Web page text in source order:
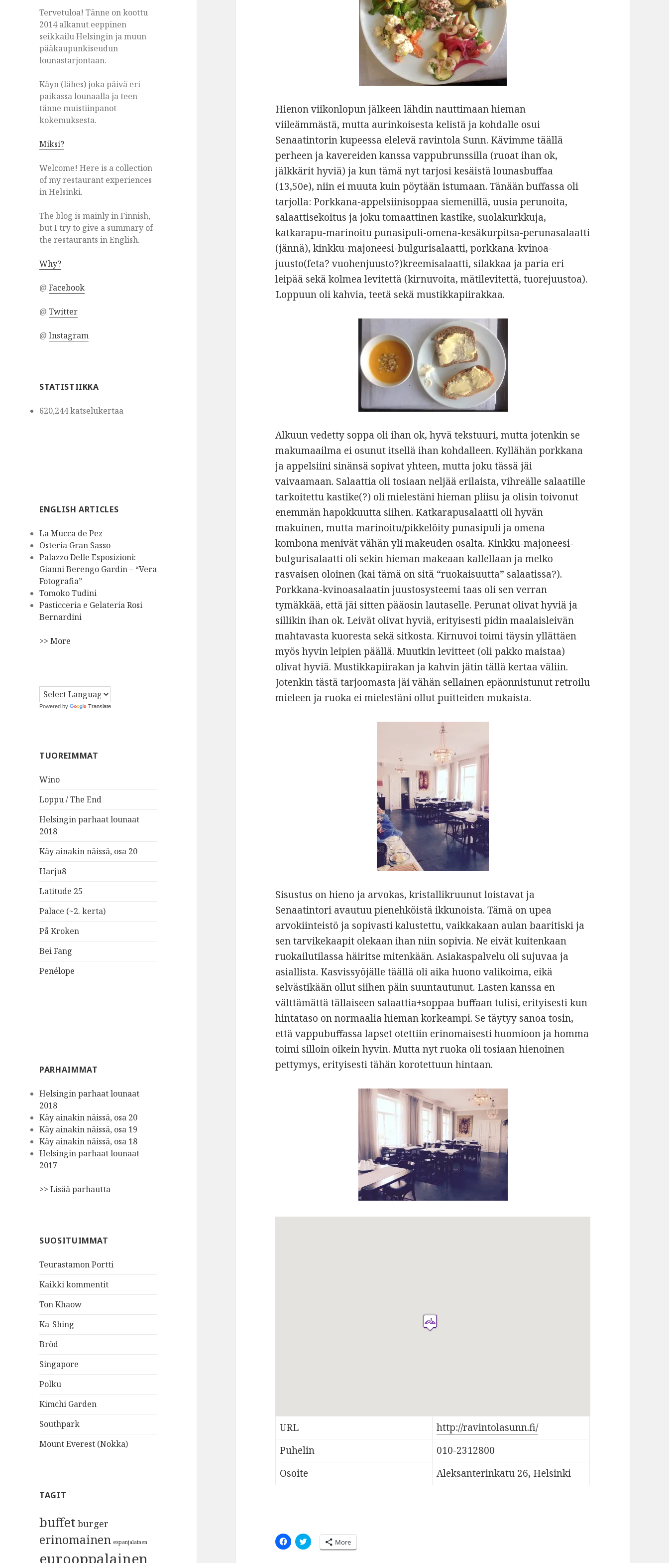
Tervetuloa! Tänne on koottu
2014 alkanut eeppinen
seikkailu Helsingin ja muun
pääkaupunkiseudun
lounastarjontaan.
Käyn (lähes) joka päivä eri
paikassa lounaalla ja teen
tänne muistiinpanot
kokemuksesta.
Miksi?
Welcome! Here is a collection
of my restaurant experiences
in Helsinki.
The blog is mainly in Finnish,
but I try to give a summary of
the restaurants in English.
Why?
@Facebook
@Twitter
@Instagram
STATISTIIKKA
620,244 katselukertaa
ENGLISH ARTICLES
La Mucca de Pez
Osteria Gran Sasso
Palazzo Delle Esposizioni:
Gianni Berengo Gardin – “Vera
Fotografia”
Tomoko Tudini
Pasticceria e Gelateria Rosi
Bernardini
>> More
Powered by Translate
TUOREIMMAT
Wino
Loppu / The End
Helsingin parhaat lounaat
2018
Käy ainakin näissä, osa 20
Harju8
Latitude 25
Palace (~2. kerta)
På Kroken
Bei Fang
Penélope
PARHAIMMAT
Helsingin parhaat lounaat
2018
Käy ainakin näissä, osa 20
Käy ainakin näissä, osa 19
Käy ainakin näissä, osa 18
Helsingin parhaat lounaat
2017
>> Lisää parhautta
SUOSITUIMMAT
Teurastamon Portti
Kaikki kommentit
Ton Khaow
Ka-Shing
Bröd
Singapore
Polku
Kimchi Garden
Southpark
Mount Everest (Nokka)
TAGIT
buffet burger
erinomainen espanjalainen
eurooppalainen
Hienon viikonlopun jälkeen lähdin nauttimaan hieman
viileämmästä, mutta aurinkoisesta kelistä ja kohdalle osui
Senaatintorin kupeessa elelevä ravintola Sunn. Kävimme täällä
perheen ja kavereiden kanssa vappubrunssilla (ruoat ihan ok,
jälkkärit hyviä) ja kun tämä nyt tarjosi kesäistä lounasbuffaa
(13,50e), niin ei muuta kuin pöytään istumaan. Tänään buffassa oli
tarjolla: Porkkana-appelsiinisoppaa siemenillä, uusia perunoita,
salaattisekoitus ja joku tomaattinen kastike, suolakurkkuja,
katkarapu-marinoitu punasipuli-omena-kesäkurpitsa-perunasalaatti
(jännä), kinkku-majoneesi-bulgurisalaatti, porkkana-kvinoa-
juusto(feta? vuohenjuusto?)kreemisalaatti, silakkaa ja paria eri
leipää sekä kolmea levitettä (kirnuvoita, mätilevitettä, tuorejuustoa).
Loppuun oli kahvia, teetä sekä mustikkapiirakkaa.
Alkuun vedetty soppa oli ihan ok, hyvä tekstuuri, mutta jotenkin se
makumaailma ei osunut itsellä ihan kohdalleen. Kyllähän porkkana
ja appelsiini sinänsä sopivat yhteen, mutta joku tässä jäi
vaivaamaan. Salaattia oli tosiaan neljää erilaista, vihreälle salaatille
tarkoitettu kastike(?) oli mielestäni hieman pliisu ja olisin toivonut
enemmän hapokkuutta siihen. Katkarapusalaatti oli hyvän
makuinen, mutta marinoitu/pikkelöity punasipuli ja omena
kombona menivät vähän yli makeuden osalta. Kinkku-majoneesi-
bulgurisalaatti oli sekin hieman makeaan kallellaan ja melko
rasvaisen oloinen (kai tämä on sitä “ruokaisuutta” salaatissa?).
Porkkana-kvinoasalaatin juustosysteemi taas oli sen verran
tymäkkää, että jäi sitten pääosin lautaselle. Perunat olivat hyviä ja
sillikin ihan ok. Leivät olivat hyviä, erityisesti pidin maalaisleivän
mahtavasta kuoresta sekä sitkosta. Kirnuvoi toimi täysin yllättäen
myös hyvin leipien päällä. Muutkin levitteet (oli pakko maistaa)
olivat hyviä. Mustikkapiirakan ja kahvin jätin tällä kertaa väliin.
Jotenkin tästä tarjoomasta jäi vähän sellainen epäonnistunut retroilu
mieleen ja ruoka ei mielestäni ollut puitteiden mukaista.
Sisustus on hieno ja arvokas, kristallikruunut loistavat ja
Senaatintori avautuu pienehköistä ikkunoista. Tämä on upea
arvokiinteistö ja sopivasti kalustettu, vaikkakaan aulan baaritiski ja
sen tarvikekaapit olekaan ihan niin sopivia. Ne eivät kuitenkaan
ruokailutilassa häiritse mitenkään. Asiakaspalvelu oli sujuvaa ja
asiallista. Kasvissyöjälle täällä oli aika huono valikoima, eikä
selvästikään ollut siihen päin suuntautunut. Lasten kanssa en
välttämättä tällaiseen salaattia+soppaa buffaan tulisi, erityisesti kun
hintataso on normaalia hieman korkeampi. Se täytyy sanoa tosin,
että vappubuffassa lapset otettiin erinomaisesti huomioon ja homma
toimi silloin oikein hyvin. Mutta nyt ruoka oli tosiaan hienoinen
pettymys, erityisesti tähän korotettuun hintaan.
URL
http://ravintolasunn.fi/
Puhelin
010-2312800
Osoite
Aleksanterinkatu 26, Helsinki
C
l
C
l More